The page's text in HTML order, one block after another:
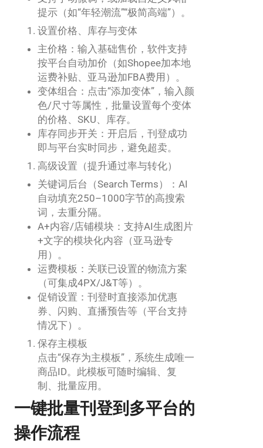
提示（如“年轻潮流”“极简高端”）。
设置价格、库存与变体
主价格：输入基础售价，软件支持
按平台自动加价（如Shopee加本地
运费补贴、亚马逊加FBA费用）。
变体组合：点击“添加变体”，输入颜
色/尺寸等属性，批量设置每个变体
的价格、SKU、库存。
库存同步开关：开启后，刊登成功
即与平台实时同步，避免超卖。
高级设置（提升通过率与转化）
关键词后台（Search Terms）：AI
自动填充250–1000字节的高搜索
词，去重分隔。
A+内容/店铺模块：支持AI生成图片
+文字的模块化内容（亚马逊专
用）。
运费模板：关联已设置的物流方案
（可集成4PX/J&T等）。
促销设置：刊登时直接添加优惠
券、闪购、直播预告等（平台支持
情况下）。
保存主模板
点击“保存为主模板”，系统生成唯一
商品ID。此模板可随时编辑、复
制、批量应用。
一键批量刊登到多平台的
操作流程